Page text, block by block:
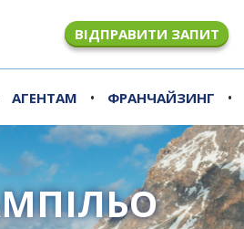
ВІДПРАВИТИ ЗАПИТ
АГЕНТАМ • ФРАНЧАЙЗИНГ •